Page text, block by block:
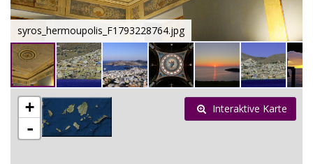
syros_hermoupolis_F1793228764.jpg
+
-
Interaktive Karte